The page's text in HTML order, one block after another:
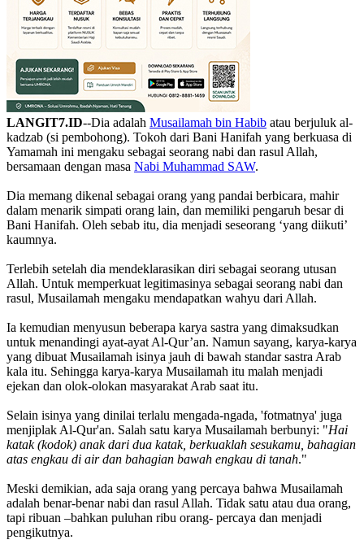
LANGIT7.ID--Dia adalah Musailamah bin Habib atau berjuluk al-
kadzab (si pembohong). Tokoh dari Bani Hanifah yang berkuasa di
Yamamah ini mengaku sebagai seorang nabi dan rasul Allah,
bersamaan dengan masa Nabi Muhammad SAW.
Dia memang dikenal sebagai orang yang pandai berbicara, mahir
dalam menarik simpati orang lain, dan memiliki pengaruh besar di
Bani Hanifah. Oleh sebab itu, dia menjadi seseorang ‘yang diikuti’
kaumnya.
Terlebih setelah dia mendeklarasikan diri sebagai seorang utusan
Allah. Untuk memperkuat legitimasinya sebagai seorang nabi dan
rasul, Musailamah mengaku mendapatkan wahyu dari Allah.
Ia kemudian menyusun beberapa karya sastra yang dimaksudkan
untuk menandingi ayat-ayat Al-Qur’an. Namun sayang, karya-karya
yang dibuat Musailamah isinya jauh di bawah standar sastra Arab
kala itu. Sehingga karya-karya Musailamah itu malah menjadi
ejekan dan olok-olokan masyarakat Arab saat itu.
Selain isinya yang dinilai terlalu mengada-ngada, 'fotmatnya' juga
menjiplak Al-Qur'an. Salah satu karya Musailamah berbunyi: "Hai
katak (kodok) anak dari dua katak, berkuaklah sesukamu, bahagian
atas engkau di air dan bahagian bawah engkau di tanah."
Meski demikian, ada saja orang yang percaya bahwa Musailamah
adalah benar-benar nabi dan rasul Allah. Tidak satu atau dua orang,
tapi ribuan –bahkan puluhan ribu orang- percaya dan menjadi
pengikutnya.